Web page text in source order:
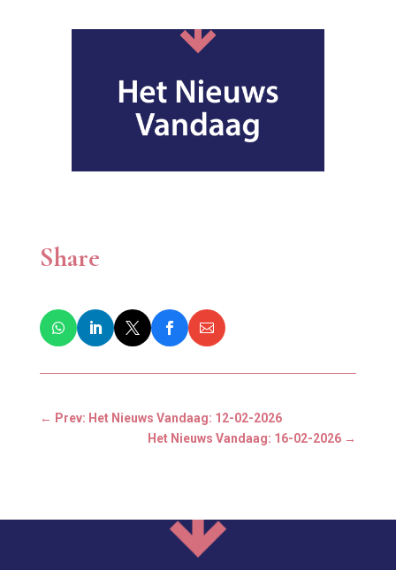
Share
← Prev: Het Nieuws Vandaag: 12-02-2026
Het Nieuws Vandaag: 16-02-2026 →